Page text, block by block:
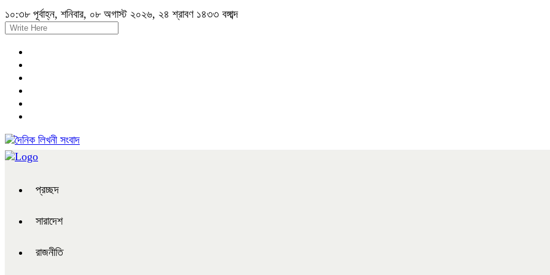
১০:৩৮ পূর্বাহ্ন, শনিবার, ০৮ অগাস্ট ২০২৬, ২৪ শ্রাবণ ১৪৩৩ বঙ্গাব্দ
প্রচ্ছদ
সারাদেশ
রাজনীতি